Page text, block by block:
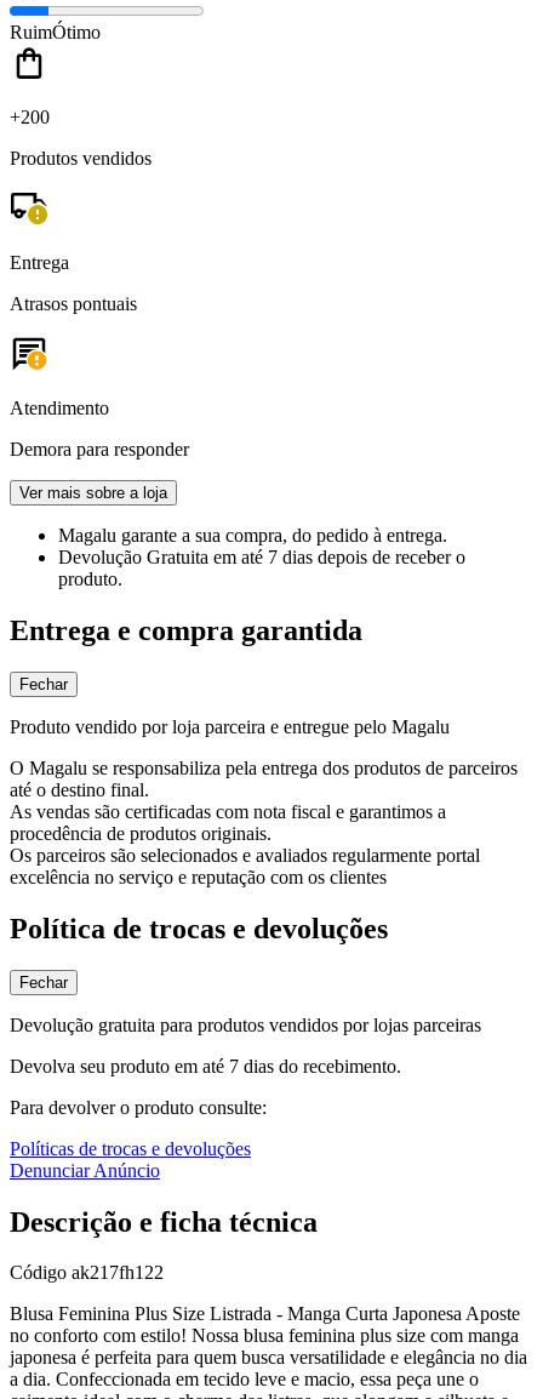
RuimÓtimo
+200
Produtos vendidos
Entrega
Atrasos pontuais
Atendimento
Demora para responder
Ver mais sobre a loja
Magalu garante a sua compra, do pedido à entrega.
Devolução Gratuita em até 7 dias depois de receber o
produto.
Entrega e compra garantida
Fechar
Produto vendido por loja parceira e entregue pelo Magalu
O Magalu se responsabiliza pela entrega dos produtos de parceiros
até o destino final.
As vendas são certificadas com nota fiscal e garantimos a
procedência de produtos originais.
Os parceiros são selecionados e avaliados regularmente portal
excelência no serviço e reputação com os clientes
Política de trocas e devoluções
Fechar
Devolução gratuita para produtos vendidos por lojas parceiras
Devolva seu produto em até 7 dias do recebimento.
Para devolver o produto consulte:
Políticas de trocas e devoluções
Denunciar Anúncio
Descrição e ficha técnica
Código ak217fh122
Blusa Feminina Plus Size Listrada - Manga Curta Japonesa Aposte
no conforto com estilo! Nossa blusa feminina plus size com manga
japonesa é perfeita para quem busca versatilidade e elegância no dia
a dia. Confeccionada em tecido leve e macio, essa peça une o